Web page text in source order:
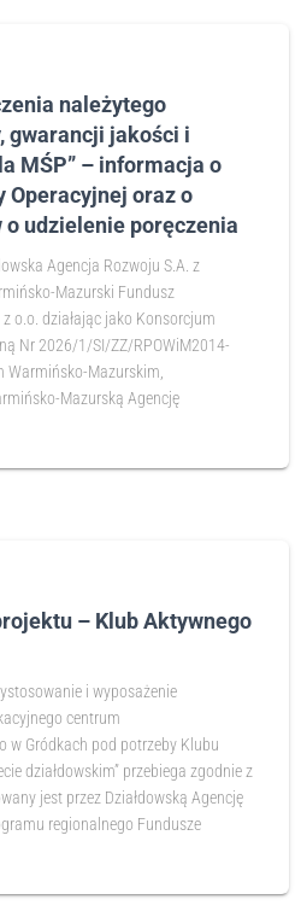
należytego
gwarancji jakości i
MŚP” – informacja o
Operacyjnej oraz o
udzielenie poręczenia
Agencja Rozwoju S.A. z
Mazurski Fundusz
z o.o. działając jako Konsorcjum
Nr 2026/1/SI/ZZ/RPOWiM2014-
Warmińsko-Mazurskim,
Mazurską Agencję
– Klub Aktywnego
i wyposażenie
centrum
w Gródkach pod potrzeby Klubu
działdowskim” przebiega zgodnie z
jest przez Działdowską Agencję
regionalnego Fundusze